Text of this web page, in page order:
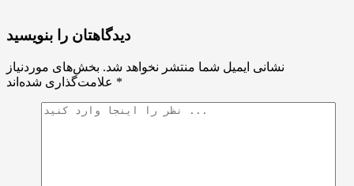
دیدگاهتان را بنویسید
نشانی ایمیل شما منتشر نخواهد شد. بخش‌های موردنیاز
*